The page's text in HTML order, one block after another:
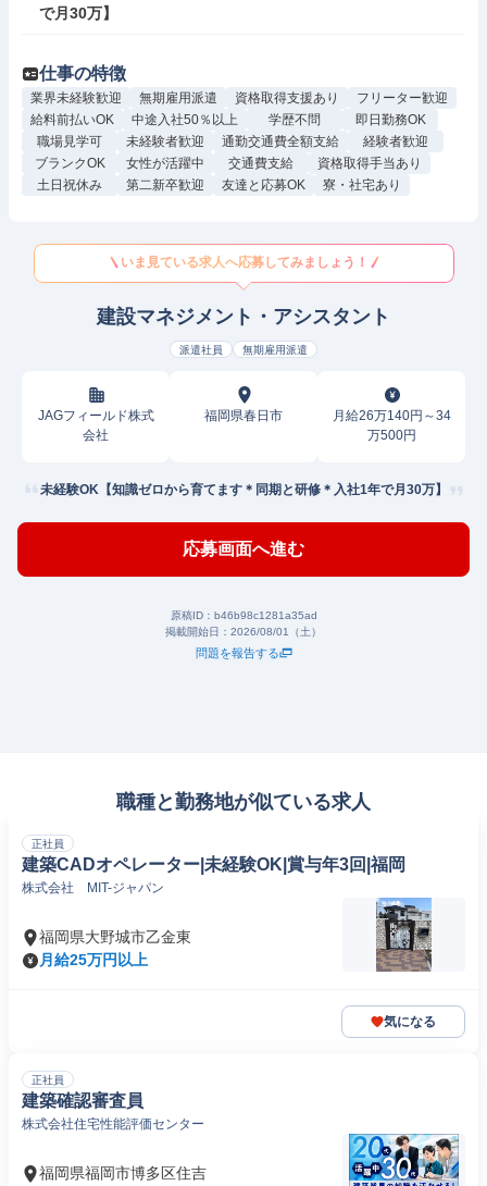
で月30万】
仕事の特徴
業界未経験歓迎 無期雇用派遣 資格取得支援あり
フリーター歓迎
給料前払いOK
中途入社50％以上 学歴不問
即日勤務OK
職場見学可
未経験者歓迎 通勤交通費全額支給
経験者歓迎
ブランクOK
女性が活躍中 交通費支給
資格取得手当あり
土日祝休み
第二新卒歓迎 友達と応募OK 寮・社宅あり
いま見ている求人へ応募してみましょう！
建設マネジメント・アシスタント
派遣社員 無期雇用派遣
JAGフィールド株式
会社
福岡県春日市
月給26万140円～34
万500円
未経験OK【知識ゼロから育てます＊同期と研修＊入社1年で月30万】
応募画面へ進む
原稿ID： b46b98c1281a35ad
掲載開始日： 2026/08/01（土）
問題を報告する
職種と勤務地が似ている求人
正社員
建築CADオペレーター|未経験OK|賞与年3回|福岡
株式会社 MIT-ジャパン
福岡県大野城市乙金東
月給25万円以上
気になる
正社員
建築確認審査員
株式会社住宅性能評価センター
福岡県福岡市博多区住吉